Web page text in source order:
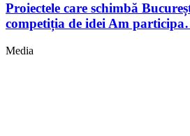
Proiectele care schimbă
competiția de idei Am
Media